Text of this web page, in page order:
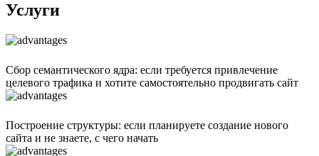
Услуги
Сбор семантического ядра: если требуется привлечение
целевого трафика и хотите самостоятельно продвигать сайт
Построение структуры: если планируете создание нового
сайта и не знаете, с чего начать